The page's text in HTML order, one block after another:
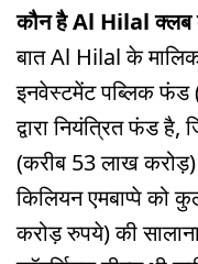
कौन है Al Hilal क्लब
बात Al Hilal के
इनवेस्टमेंट पब्लिक फंड
द्वारा नियंत्रित फंड
(करीब 53 लाख करोड़)
किलियन एमबाप्पे को
करोड़ रुपये) की